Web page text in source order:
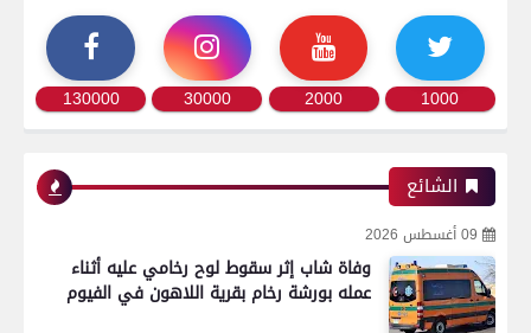
1000
2000
30000
130000
الشائع
09 أغسطس 2026
وفاة شاب إثر سقوط لوح رخامي عليه أثناء
عمله بورشة رخام بقرية اللاهون في الفيوم